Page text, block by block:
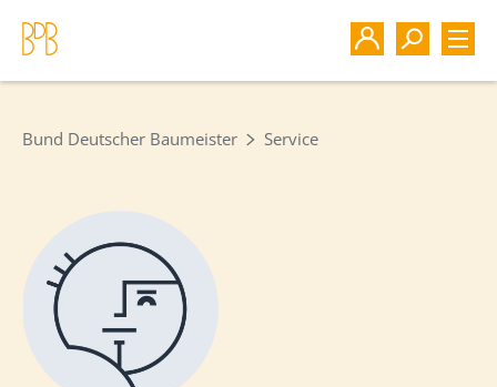
Bund Deutscher Baumeister Service